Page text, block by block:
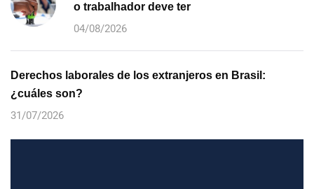
o trabalhador deve ter
04/08/2026
Derechos laborales de los extranjeros en Brasil:
¿cuáles son?
31/07/2026